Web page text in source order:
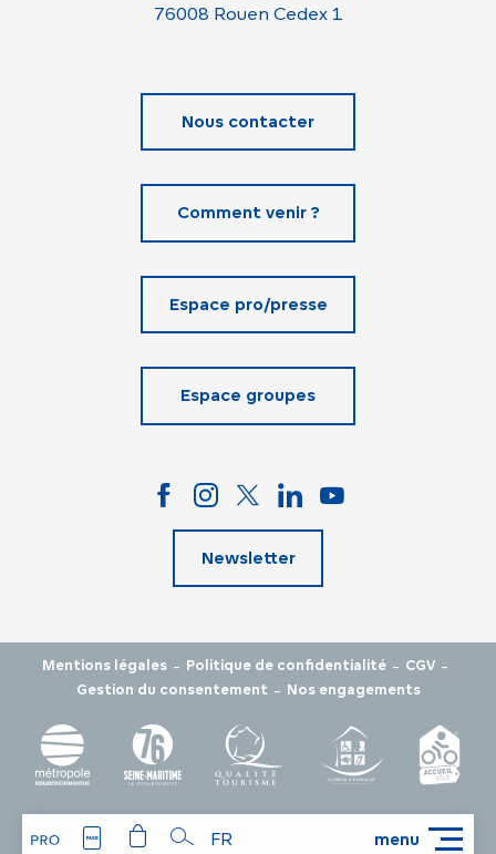
menu
FR
76008 Rouen Cedex 1
Nous contacter
Comment venir ?
Espace pro/presse
Espace groupes
Newsletter
Mentions légales - Politique de confidentialité - CGV -
Gestion du consentement - Nos engagements